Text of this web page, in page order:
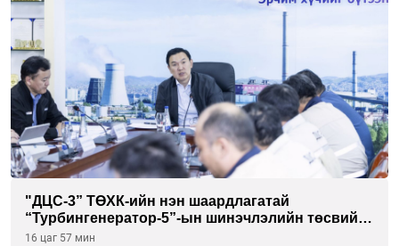
"ДЦС-3” ТӨХК-ийн нэн шаардлагатай
“Турбингенератор-5”-ын шинэчлэлийн төсвийг
шийдвэрлэхээр болов
16 цаг 57 мин